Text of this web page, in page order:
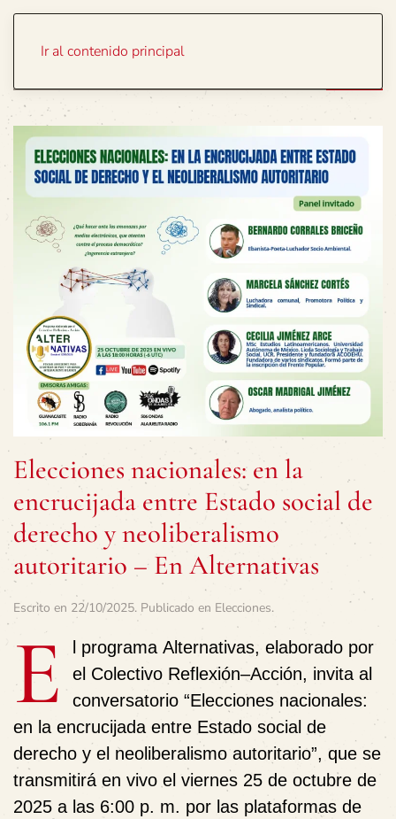
Ir al contenido principal
Elecciones nacionales: en la
encrucijada entre Estado social de
derecho y neoliberalismo
autoritario – En Alternativas
Escrito en 22/10/2025. Publicado en Elecciones.
E l programa Alternativas, elaborado por
el Colectivo Reflexión–Acción, invita al
conversatorio “Elecciones nacionales:
en la encrucijada entre Estado social de
derecho y el neoliberalismo autoritario”, que se
transmitirá en vivo el viernes 25 de octubre de
2025 a las 6:00 p. m. por las plataformas de